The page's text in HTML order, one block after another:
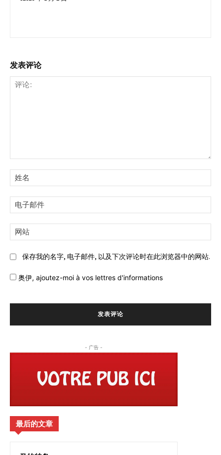
发表评论
论:
名
子
邮
站:
保存我的名字, 电子邮件, 以及下次评论时在此浏览器中的网站.
奥伊, ajoutez-moi à vos lettres d'informations
- 广告 -
最后的文章